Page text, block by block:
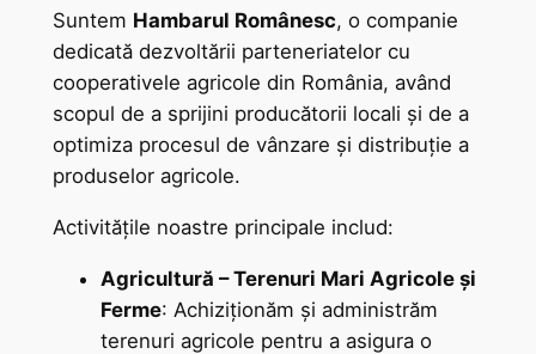
Suntem Hambarul Românesc, o companie
dedicată dezvoltării parteneriatelor cu
cooperativele agricole din România, având
scopul de a sprijini producătorii locali și de a
optimiza procesul de vânzare și distribuție a
produselor agricole.
Activitățile noastre principale includ:
Agricultură – Terenuri Mari Agricole și
Ferme: Achiziționăm și administrăm
terenuri agricole pentru a asigura o